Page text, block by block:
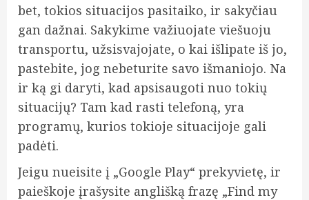
bet, tokios situacijos pasitaiko, ir sakyčiau
gan dažnai. Sakykime važiuojate viešuoju
transportu, užsisvajojate, o kai išlipate iš jo,
pastebite, jog nebeturite savo išmaniojo. Na
ir ką gi daryti, kad apsisaugoti nuo tokių
situacijų? Tam kad rasti telefoną, yra
programų, kurios tokioje situacijoje gali
padėti.
Jeigu nueisite į „Google Play“ prekyvietę, ir
paieškoje įrašysite anglišką frazę „Find my